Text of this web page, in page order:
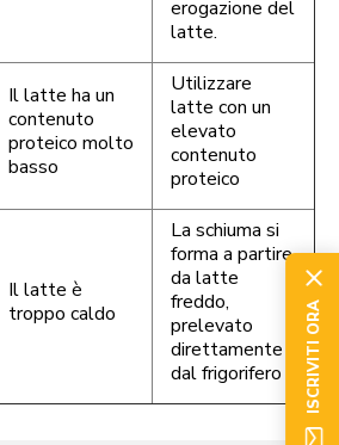
erogazione del
latte.
Il latte ha un
contenuto
proteico molto
basso
Utilizzare
latte con un
elevato
contenuto
proteico
Il latte è
troppo caldo
La schiuma si
forma a partire
da latte
freddo,
prelevato
direttamente
dal frigorifero
ISCRIVITI ORA